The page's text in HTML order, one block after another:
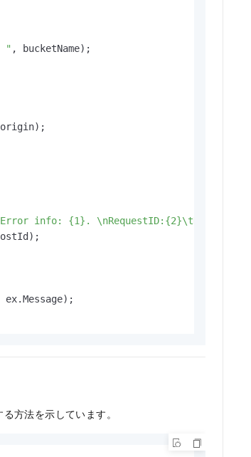
" , bucketName);
info: {1}. \nRequestID:{2}\tHostID:{3}"
ex.Message);
方法を示しています。